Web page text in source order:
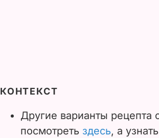
КОНТЕКСТ
Другие варианты
посмотреть здесь, а